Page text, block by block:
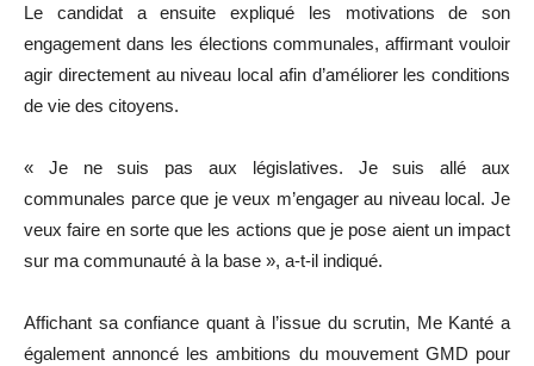
Le candidat a ensuite expliqué les motivations de son
engagement dans les élections communales, affirmant vouloir
agir directement au niveau local afin d’améliorer les conditions
de vie des citoyens.
« Je ne suis pas aux législatives. Je suis allé aux
communales parce que je veux m’engager au niveau local. Je
veux faire en sorte que les actions que je pose aient un impact
sur ma communauté à la base », a-t-il indiqué.
Affichant sa confiance quant à l’issue du scrutin, Me Kanté a
également annoncé les ambitions du mouvement GMD pour